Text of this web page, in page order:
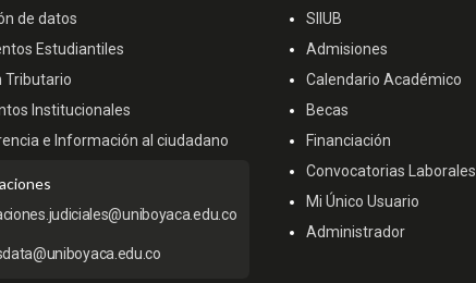
de datos
Estudiantiles
Tributario
Institucionales
e Información al ciudadano
SIIUB
Admisiones
Calendario Académico
Becas
Financiación
Convocatorias Laborales
Mi Único Usuario
Administrador